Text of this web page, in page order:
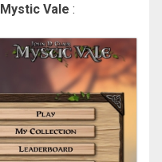
Mystic Vale :